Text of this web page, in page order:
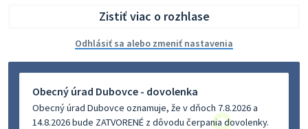
Zistiť viac o rozhlase
Odhlásiť sa alebo zmeniť nastavenia
Obecný úrad Dubovce - dovolenka
Obecný úrad Dubovce oznamuje, že v dňoch 7.8.2026 a
14.8.2026 bude ZATVORENÉ z dôvodu čerpania dovolenky.